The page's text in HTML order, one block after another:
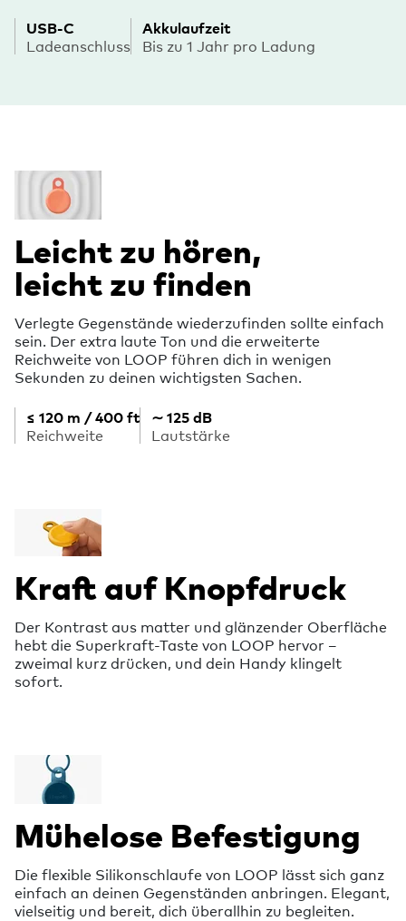
USB-C
Ladeanschluss
Akkulaufzeit
Bis zu 1 Jahr pro Ladung
Leicht zu hören,
leicht zu finden
Verlegte Gegenstände wiederzufinden sollte einfach
sein. Der extra laute Ton und die erweiterte
Reichweite von LOOP führen dich in wenigen
Sekunden zu deinen wichtigsten Sachen.
≤ 120 m / 400 ft
Reichweite
∼ 125 dB
Lautstärke
Kraft auf Knopfdruck
Der Kontrast aus matter und glänzender Oberfläche
hebt die Superkraft-Taste von LOOP hervor –
zweimal kurz drücken, und dein Handy klingelt
sofort.
Mühelose Befestigung
Die flexible Silikonschlaufe von LOOP lässt sich ganz
einfach an deinen Gegenständen anbringen. Elegant,
vielseitig und bereit, dich überallhin zu begleiten.